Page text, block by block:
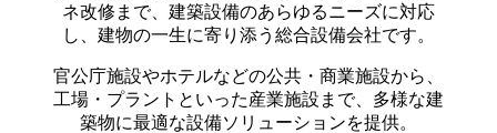
ネ改修まで、建築設備のあらゆるニーズに対応
し、建物の一生に寄り添う総合設備会社です。
官公庁施設やホテルなどの公共・商業施設から、
工場・プラントといった産業施設まで、多様な建
築物に最適な設備ソリューションを提供。